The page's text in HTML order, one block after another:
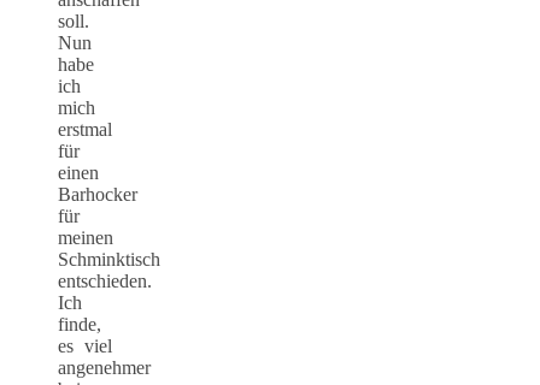
soll.
Nun
habe
ich
mich
erstmal
für
einen
Barhocker
für
meinen
Schminktisch
entschieden.
Ich
finde,
es viel
angenehmer